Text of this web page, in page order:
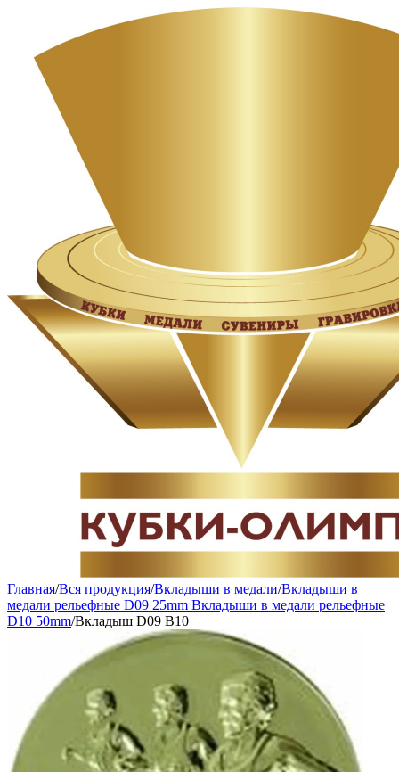
Главная/Вся продукция/Вкладыши в медали/Вкладыши в
медали рельефные D09 25mm Вкладыши в медали рельефные
D10 50mm/Вкладыш D09 B10